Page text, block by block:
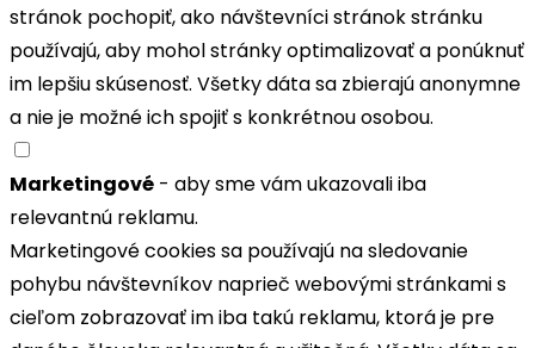
stránok pochopiť, ako návštevníci stránok stránku
používajú, aby mohol stránky optimalizovať a ponúknuť
im lepšiu skúsenosť. Všetky dáta sa zbierajú anonymne
a nie je možné ich spojiť s konkrétnou osobou.
Marketingové - aby sme vám ukazovali iba
relevantnú reklamu.
Marketingové cookies sa používajú na sledovanie
pohybu návštevníkov naprieč webovými stránkami s
cieľom zobrazovať im iba takú reklamu, ktorá je pre